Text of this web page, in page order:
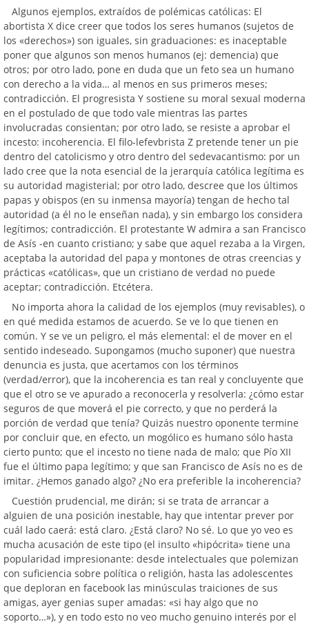
Algunos ejemplos, extraídos de polémicas católicas: El
abortista X dice creer que todos los seres humanos (sujetos de
los «derechos») son iguales, sin graduaciones: es inaceptable
poner que algunos son menos humanos (ej: demencia) que
otros; por otro lado, pone en duda que un feto sea un humano
con derecho a la vida… al menos en sus primeros meses;
contradicción. El progresista Y sostiene su moral sexual moderna
en el postulado de que todo vale mientras las partes
involucradas consientan; por otro lado, se resiste a aprobar el
incesto: incoherencia. El filo-lefevbrista Z pretende tener un pie
dentro del catolicismo y otro dentro del sedevacantismo: por un
lado cree que la nota esencial de la jerarquía católica legítima es
su autoridad magisterial; por otro lado, descree que los últimos
papas y obispos (en su inmensa mayoría) tengan de hecho tal
autoridad (a él no le enseñan nada), y sin embargo los considera
legítimos; contradicción. El protestante W admira a san Francisco
de Asís -en cuanto cristiano; y sabe que aquel rezaba a la Virgen,
aceptaba la autoridad del papa y montones de otras creencias y
prácticas «católicas», que un cristiano de verdad no puede
aceptar; contradicción. Etcétera.
No importa ahora la calidad de los ejemplos (muy revisables), o
en qué medida estamos de acuerdo. Se ve lo que tienen en
común. Y se ve un peligro, el más elemental: el de mover en el
sentido indeseado. Supongamos (mucho suponer) que nuestra
denuncia es justa, que acertamos con los términos
(verdad/error), que la incoherencia es tan real y concluyente que
que el otro se ve apurado a reconocerla y resolverla: ¿cómo estar
seguros de que moverá el pie correcto, y que no perderá la
porción de verdad que tenía? Quizás nuestro oponente termine
por concluir que, en efecto, un mogólico es humano sólo hasta
cierto punto; que el incesto no tiene nada de malo; que Pío XII
fue el último papa legítimo; y que san Francisco de Asís no es de
imitar. ¿Hemos ganado algo? ¿No era preferible la incoherencia?
Cuestión prudencial, me dirán; si se trata de arrancar a
alguien de una posición inestable, hay que intentar prever por
cuál lado caerá: está claro. ¿Está claro? No sé. Lo que yo veo es
mucha acusación de este tipo (el insulto «hipócrita» tiene una
popularidad impresionante: desde intelectuales que polemizan
con suficiencia sobre política o religión, hasta las adolescentes
que deploran en facebook las minúsculas traiciones de sus
amigas, ayer genias super amadas: «si hay algo que no
soporto…»), y en todo esto no veo mucho genuino interés por el